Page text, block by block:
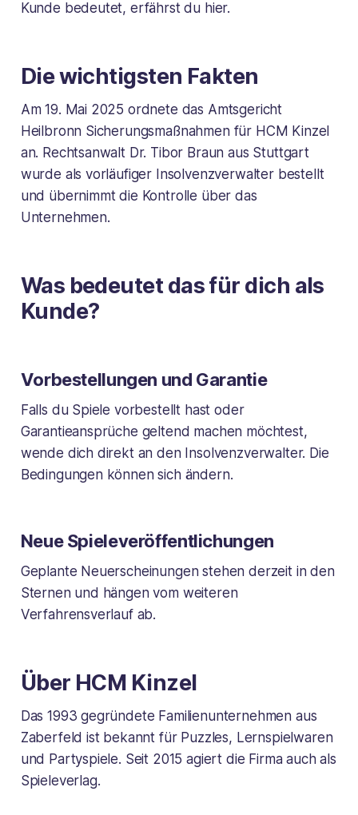
Kunde bedeutet, erfährst du hier.
Die wichtigsten Fakten
Am 19. Mai 2025 ordnete das Amtsgericht
Heilbronn Sicherungsmaßnahmen für HCM Kinzel
an. Rechtsanwalt Dr. Tibor Braun aus Stuttgart
wurde als vorläufiger Insolvenzverwalter bestellt
und übernimmt die Kontrolle über das
Unternehmen.
Was bedeutet das für dich als
Kunde?
Vorbestellungen und Garantie
Falls du Spiele vorbestellt hast oder
Garantieansprüche geltend machen möchtest,
wende dich direkt an den Insolvenzverwalter. Die
Bedingungen können sich ändern.
Neue Spieleveröffentlichungen
Geplante Neuerscheinungen stehen derzeit in den
Sternen und hängen vom weiteren
Verfahrensverlauf ab.
Über HCM Kinzel
Das 1993 gegründete Familienunternehmen aus
Zaberfeld ist bekannt für Puzzles, Lernspielwaren
und Partyspiele. Seit 2015 agiert die Firma auch als
Spieleverlag.